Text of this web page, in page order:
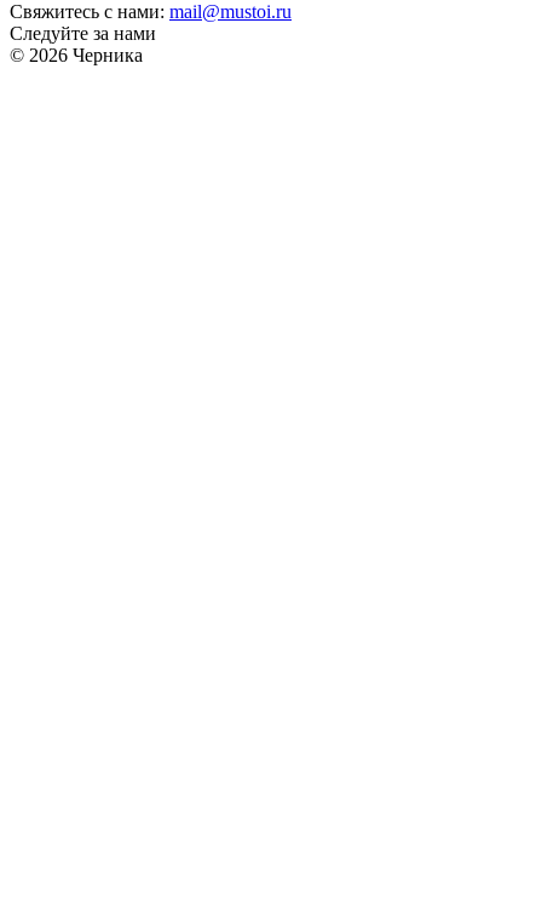
Свяжитесь с нами: mail@mustoi.ru
Следуйте за нами
© 2026 Черника